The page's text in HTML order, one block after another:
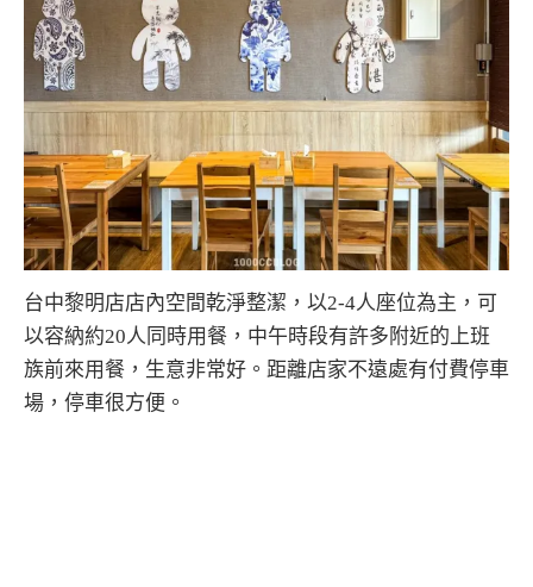
台中黎明店店內空間乾淨整潔，以2-4人座位為主，可
以容納約20人同時用餐，中午時段有許多附近的上班
族前來用餐，生意非常好。距離店家不遠處有付費停車
場，停車很方便。